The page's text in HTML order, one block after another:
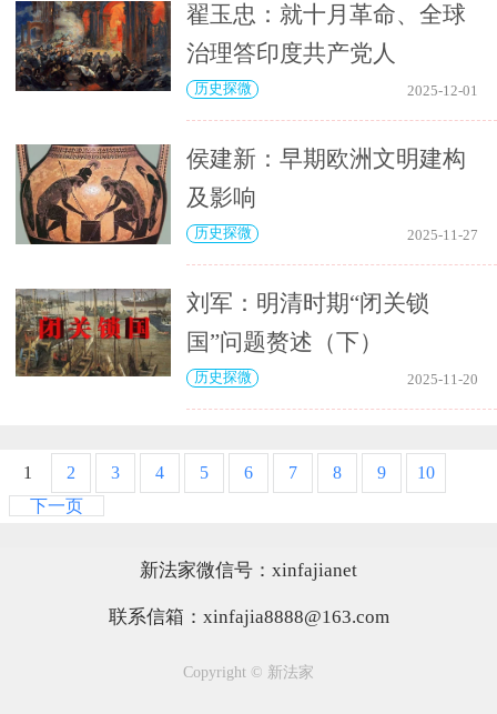
翟玉忠：就十月革命、全球
治理答印度共产党人
历史探微 2025-12-01
侯建新：早期欧洲文明建构
及影响
历史探微 2025-11-27
刘军：明清时期“闭关锁
国”问题赘述（下）
历史探微 2025-11-20
1 2 3 4 5 6 7 8 9
10
下一页
新法家微信号：xinfajianet
联系信箱：xinfajia8888@163.com
Copyright © 新法家